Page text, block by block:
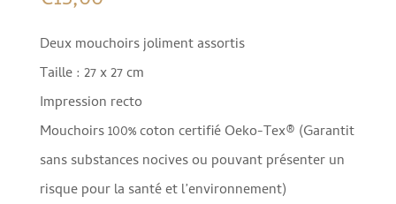
Deux mouchoirs joliment assortis
Taille : 27 x 27 cm
Impression recto
Mouchoirs 100% coton certifié Oeko-Tex® (Garantit
sans substances nocives ou pouvant présenter un
risque pour la santé et l’environnement)